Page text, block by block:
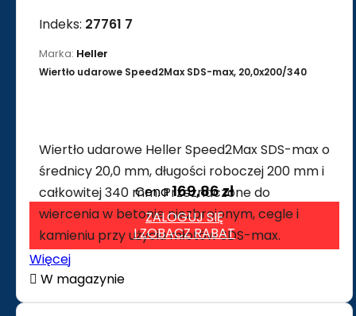
Indeks: 27761 7
Marka: Heller
Wiertło udarowe Speed2Max SDS-max, 20,0x200/340
Wiertło udarowe Heller Speed2Max SDS-max o
średnicy 20,0 mm, długości roboczej 200 mm i
całkowitej 340 mm. Przeznaczone do
wiercenia w betonie niezbrojonym, cegle i
kamieniu przy użyciu młotów SDS-max.
Cena169,86 zł
ZALOGUJ SIĘ
I ZOBACZ RABAT
Więcej
 W magazynie